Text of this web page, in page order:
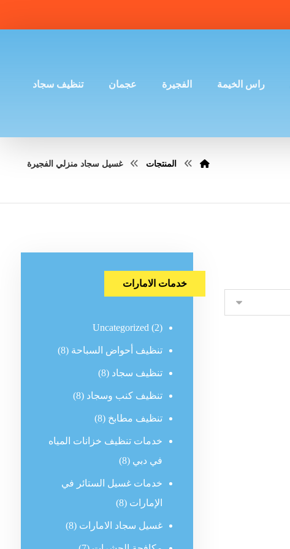
راس الخيمة الفجيرة عجمان تنظيف سجاد
المنتجات غسيل سجاد منزلي الفجيرة
خدمات الامارات
Uncategorized (2)
تنظيف أحواض السباحة (8)
تنظيف سجاد (8)
تنظيف كنب وسجاد (8)
تنظيف مطابخ (8)
خدمات تنظيف خزانات المياه
في دبي (8)
خدمات غسيل الستائر في
الإمارات (8)
غسيل سجاد الامارات (8)